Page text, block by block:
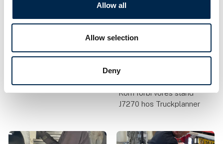
Allow all
Allow selection
Deny
| Hema Kranudstyr A/S
HEMA præsenterer en
Et nyt og
ved arbejdet med op
5. april 2023
| Truckplanner A/S
Få gratis
hos Truckplanner
J7270
Kom forbi vores stand
J7270 hos Truckplanner